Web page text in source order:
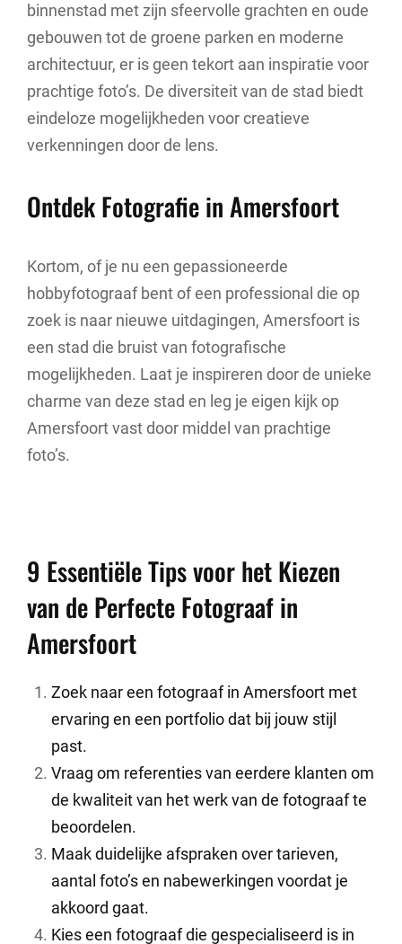
binnenstad met zijn sfeervolle grachten en oude
gebouwen tot de groene parken en moderne
architectuur, er is geen tekort aan inspiratie voor
prachtige foto’s. De diversiteit van de stad biedt
eindeloze mogelijkheden voor creatieve
verkenningen door de lens.
Ontdek Fotografie in Amersfoort
Kortom, of je nu een gepassioneerde
hobbyfotograaf bent of een professional die op
zoek is naar nieuwe uitdagingen, Amersfoort is
een stad die bruist van fotografische
mogelijkheden. Laat je inspireren door de unieke
charme van deze stad en leg je eigen kijk op
Amersfoort vast door middel van prachtige
foto’s.
9 Essentiële Tips voor het Kiezen
van de Perfecte Fotograaf in
Amersfoort
Zoek naar een fotograaf in Amersfoort met
ervaring en een portfolio dat bij jouw stijl
past.
Vraag om referenties van eerdere klanten om
de kwaliteit van het werk van de fotograaf te
beoordelen.
Maak duidelijke afspraken over tarieven,
aantal foto’s en nabewerkingen voordat je
akkoord gaat.
Kies een fotograaf die gespecialiseerd is in